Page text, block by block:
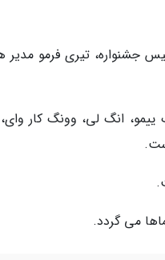
جشنواره، تیری فرمو مدیر
ییمو، انگ لی، وونگ کار